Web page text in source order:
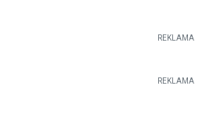
REKLAMA
REKLAMA